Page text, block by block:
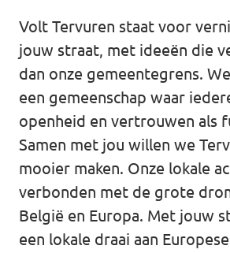
Agenda
Doneer voor Volt België
Doe mee met Volt Europa
Homepagina
Volt Tervuren staat voor
jouw straat, met ideeën die
dan onze gemeentegrens.
een gemeenschap waar
openheid en vertrouwen als
Samen met jou willen we
mooier maken. Onze lokale
verbonden met de grote
België en Europa. Met jouw
een lokale draai aan